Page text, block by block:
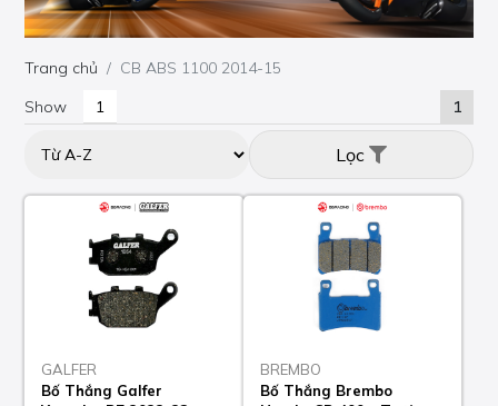
Trang chủ
CB ABS 1100 2014-15
Show
1
Lọc
GALFER
Bố Thắng Galfer
BREMBO
Bố Thắng Brembo